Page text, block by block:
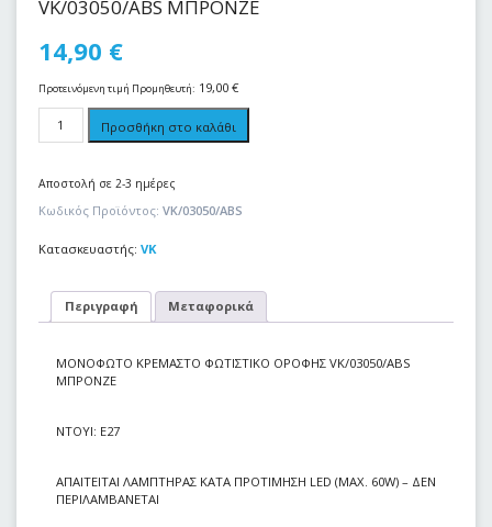
VK/03050/ABS ΜΠΡΟΝΖΕ
14,90 €
Προτεινόμενη τιμή Προμηθευτή: 19,00 €
Προσθήκη στο καλάθι
Αποστολή σε 2-3 ημέρες
Κωδικός Προϊόντος: VK/03050/ABS
Κατασκευαστής: VK
Περιγραφή Μεταφορικά
ΜΟΝΟΦΩΤΟ ΚΡΕΜΑΣΤΟ ΦΩΤΙΣΤΙΚΟ ΟΡΟΦΗΣ VK/03050/ABS
ΜΠΡΟΝΖΕ
NTOYI: E27
ΑΠΑΙΤΕΙΤΑΙ ΛΑΜΠΤΗΡΑΣ ΚΑΤΑ ΠΡΟΤΙΜΗΣΗ LED (MAX. 60W) – ΔΕΝ
ΠΕΡΙΛΑΜΒΑΝΕΤΑΙ